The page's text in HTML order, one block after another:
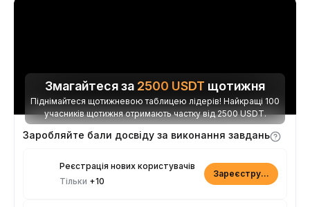
Змагайтеся за 2500 USDT щотижня
Піднімайтеся щотижневою таблицею лідерів! Найкращі 100
учасників щотижня отримають частку від 2500 USDT.
Заробляйте бали досвіду за виконання завдань
Реєстрація нових користувачів
Тільки +10
Зареєструватися